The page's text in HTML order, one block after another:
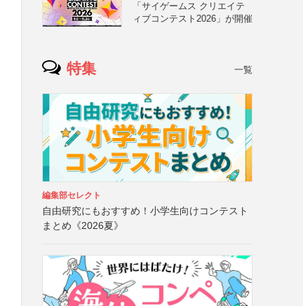
「サイゲームス クリエイテ
ィブコンテスト2026」が開催
特集 一覧
編集部セレクト
自由研究にもおすすめ！小学生向けコンテスト
まとめ《2026夏》